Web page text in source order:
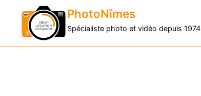
PhotoNîmes
Spécialiste photo et vidéo depuis 1974